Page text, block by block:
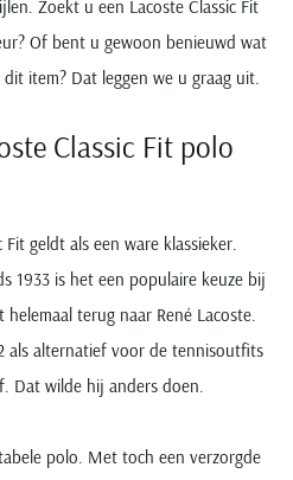
Zoekt u een Lacoste Classic Fit
Of bent u gewoon benieuwd wat
item? Dat leggen we u graag uit.
Classic Fit polo
geldt als een ware klassieker.
1933 is het een populaire keuze bij
terug naar René Lacoste.
als alternatief voor de tennisoutfits
Dat wilde hij anders doen.
polo. Met toch een verzorgde